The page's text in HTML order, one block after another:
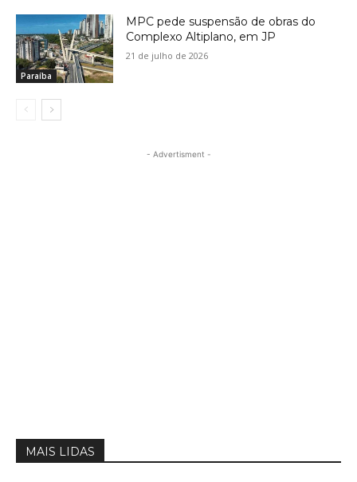
Paraíba
MPC pede suspensão de obras do
Complexo Altiplano, em JP
21 de julho de 2026
- Advertisment -
MAIS LIDAS